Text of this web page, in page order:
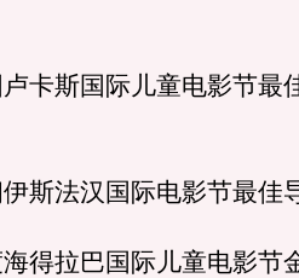
斯国际儿童电影节最
法汉国际电影节最佳
拉巴国际儿童电影节